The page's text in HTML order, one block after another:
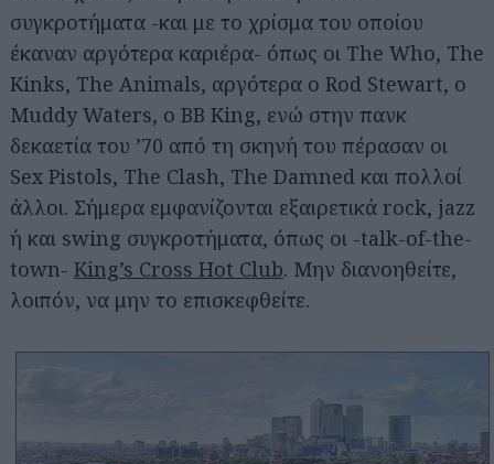
συγκροτήματα -και με το χρίσμα του οποίου
έκαναν αργότερα καριέρα- όπως οι The Who, The
Kinks, The Animals, αργότερα ο Rod Stewart, ο
Muddy Waters, o BB King, ενώ στην πανκ
δεκαετία του ’70 από τη σκηνή του πέρασαν οι
Sex Pistols, The Clash, The Damned και πολλοί
άλλοι. Σήμερα εμφανίζονται εξαιρετικά rock, jazz
ή και swing συγκροτήματα, όπως οι -talk-of-the-
town- King’s Cross Hot Club. Μην διανοηθείτε,
λοιπόν, να μην το επισκεφθείτε.